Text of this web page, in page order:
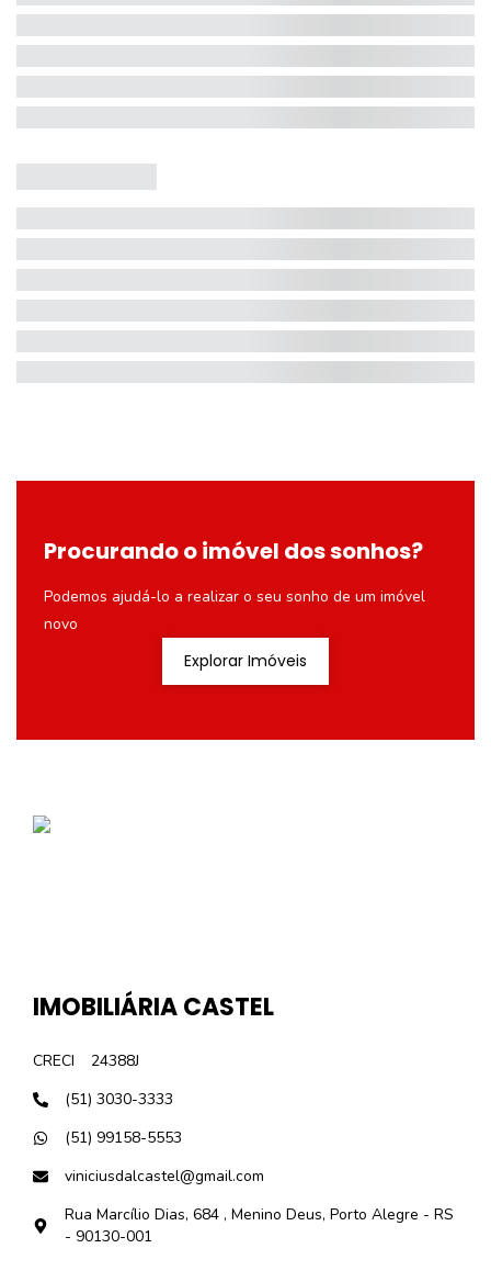
Procurando o imóvel dos sonhos?
Podemos ajudá-lo a realizar o seu sonho de um imóvel
novo
Explorar Imóveis
IMOBILIÁRIA CASTEL
CRECI
24388J
(51) 3030-3333
(51) 99158-5553
viniciusdalcastel@gmail.com
Rua Marcílio Dias, 684 , Menino Deus, Porto Alegre - RS
- 90130-001